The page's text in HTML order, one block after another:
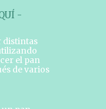
-
distintas
el pan
de varios